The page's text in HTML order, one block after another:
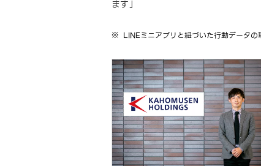
ます」
LINEミニアプリと紐づいた行動データの